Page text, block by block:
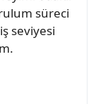
süreci
seviyesi